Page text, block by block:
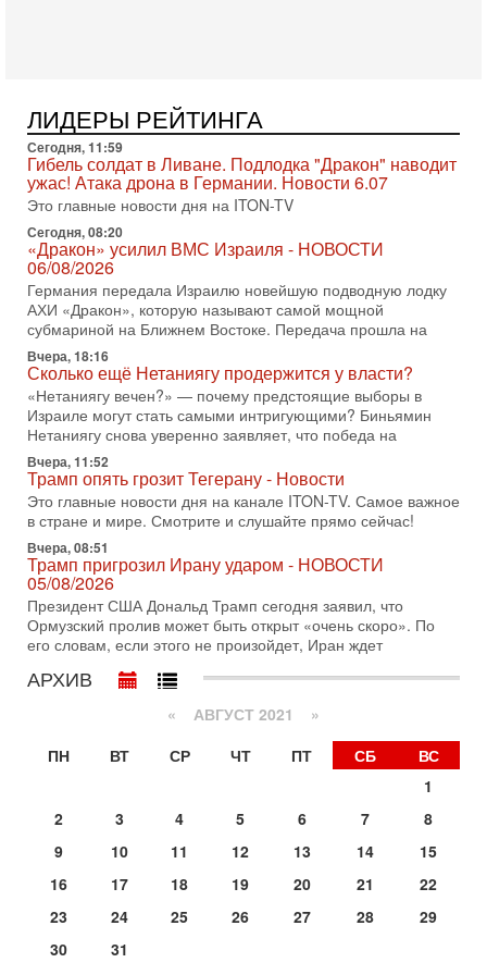
хочет эскалации, но КСИР готовит взрыв!
В эфире телеканала ITON-TV СЕРГЕЙ МИГДАЛЬ, эксперт
по вопросам безопасности, офицер запаса
Международного управления полиции Израиля, автор
31-07-2026, 09:02
Битва за разоружение ХАМАСа - НОВОСТИ
31/07/2026
Сегодня президент США Дональд Трамп заявил о
достижении исторического соглашения о полном
разоружении ХАМАСа и других вооруженных группировок в
30-07-2026, 17:59
Иран доведет Трампа до крайних мер? Разбор и
оценка от военного обозревателя Давида Шарпа
Ситуация вокруг противостояния Ирана и США накаляется
с каждым днем. Почему Трамп в самый последний момент
отменил решение о нанесении тяжелых ударов
30-07-2026, 16:54
Покупатель авиакомпании «Аркия» намерен
запретить полеты по субботам!
Вокруг возможной продажи авиакомпании «Аркия»
разгорается громкий конфликт.
30-07-2026, 08:16
Трамп готовит удар по Ирану - НОВОСТИ 30/07/2026
Президент США Дональд Трамп сегодня рассматривает
возможность масштабной военной операции против Ирана
после ракетной атаки на американскую базу в
29-07-2026, 18:28
Трамп взбешен атакой на базы! Иран играет с огнем.
Израиль меняет курс
В эфире телеканала ITON-TV политолог Цви Маген,
дипломат, в прошлом - старший офицер военной разведки
29-07-2026, 15:31
Иран готовит наземное вторжение. Израиль
повышает готовность. Развязка все ближе!
ЦАХАЛа в отставке, писатель, журналист, военный историк.
Ведет программу Александр Гур-Арье.
29-07-2026, 11:48
Соцработники выходит на "тропу войны" с местными
ЛИДЕРЫ РЕЙТИНГА
Сегодня, 11:59
Гибель солдат в Ливане. Подлодка "Дракон" наводит
ужас! Атака дрона в Германии. Новости 6.07
Это главные новости дня на ITON-TV
Сегодня, 08:20
«Дракон» усилил ВМС Израиля - НОВОСТИ
06/08/2026
Германия передала Израилю новейшую подводную лодку
АХИ «Дракон», которую называют самой мощной
субмариной на Ближнем Востоке. Передача прошла на
Вчера, 18:16
Сколько ещё Нетаниягу продержится у власти?
«Нетаниягу вечен?» — почему предстоящие выборы в
Израиле могут стать самыми интригующими? Биньямин
Нетаниягу снова уверенно заявляет, что победа на
Вчера, 11:52
Трамп опять грозит Тегерану - Новости
Это главные новости дня на канале ITON-TV. Самое важное
в стране и мире. Смотрите и слушайте прямо сейчас!
Вчера, 08:51
Трамп пригрозил Ирану ударом - НОВОСТИ
05/08/2026
Президент США Дональд Трамп сегодня заявил, что
Ормузский пролив может быть открыт «очень скоро». По
его словам, если этого не произойдет, Иран ждет
АРХИВ
« АВГУСТ 2021 »
ПН
ВТ СР ЧТ ПТ СБ
ВС
1
2
3 4 5 6 7
8
9
10 11 12 13 14
15
16
17 18 19 20 21
22
23
24 25 26 27 28
29
30
31